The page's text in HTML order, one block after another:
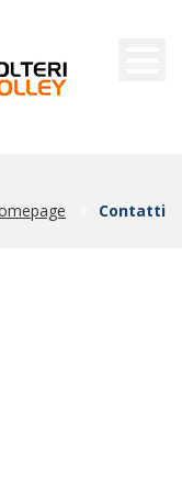
Contatti